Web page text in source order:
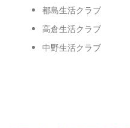
都島生活クラブ
高倉生活クラブ
中野生活クラブ